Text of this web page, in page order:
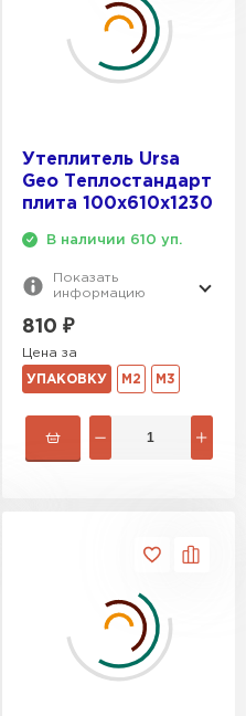
Утеплитель Ursa
Geo Теплостандарт
плита 100х610х1230
В наличии 610 уп.
Показать
информацию
810 ₽
Цена за
УПАКОВКУ М2 М3
Penoplex
Технониколь